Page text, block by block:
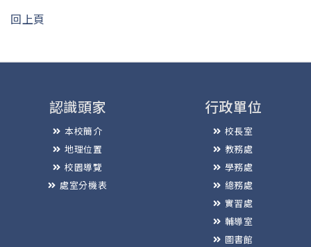
回上頁
認識頭家
本校簡介
地理位置
校園導覽
處室分機表
行政單位
校長室
教務處
學務處
總務處
實習處
輔導室
圖書館